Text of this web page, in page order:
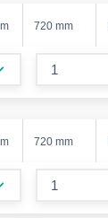
720 mm
720 mm